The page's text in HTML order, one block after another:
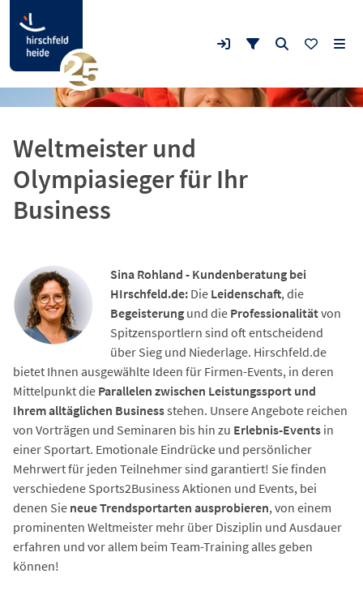
Weltmeister und
Olympiasieger für Ihr
Business
Sina Rohland - Kundenberatung bei
HIrschfeld.de: Die Leidenschaft, die
Begeisterung und die Professionalitätvon
Spitzensportlern sind oft entscheidend
über Sieg und Niederlage. Hirschfeld.de
bietet Ihnen ausgewählte Ideen für Firmen-Events, in deren
Mittelpunkt die Parallelen zwischen Leistungssport und
Ihrem alltäglichen Businessstehen. Unsere Angebote reichen
von Vorträgen und Seminaren bis hin zu Erlebnis-Events in
einer Sportart. Emotionale Eindrücke und persönlicher
Mehrwert für jeden Teilnehmer sind garantiert! Sie finden
verschiedene Sports2Business Aktionen und Events, bei
denen Sie neue Trendsportarten ausprobieren, von einem
prominenten Weltmeister mehr über Disziplin und Ausdauer
erfahren und vor allem beim Team-Training alles geben
können!